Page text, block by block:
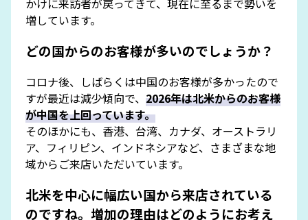
かけに来訪者が戻ってきて、現在に至るまで勢いを
増しています。
どの国からのお客様が多いのでしょうか？
コロナ後、しばらくは中国のお客様が多かったので
すが最近は減少傾向で、 2026年は北米からのお客様
が中国を上回っています。
そのほかにも、香港、台湾、カナダ、オーストラリ
ア、フィリピン、インドネシアなど、さまざまな地
域からご来店いただいています。
北米を中心に幅広い国から来店されている
のですね。増加の理由はどのようにお考え